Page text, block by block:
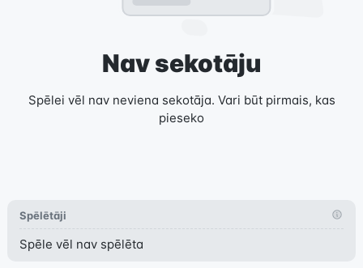
Nav sekotāju
Spēlei vēl nav neviena sekotāja. Vari būt pirmais, kas
pieseko
Spēlētāji
Spēle vēl nav spēlēta